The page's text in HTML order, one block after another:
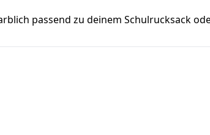
passend zu deinem Schulrucksack